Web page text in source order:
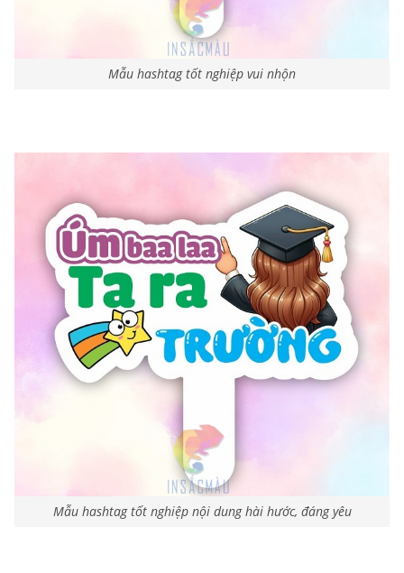
Mẫu hashtag tốt nghiệp vui nhộn
Mẫu hashtag tốt nghiệp nội dung hài hước, đáng yêu